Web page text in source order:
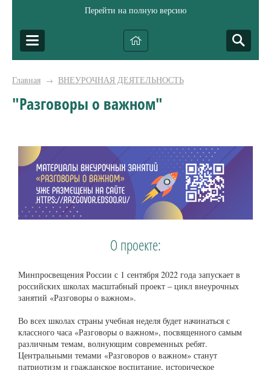
Перейти на полную версию
Главная → ВНЕУРОЧНАЯ ДЕЯТЕЛЬНОСТЬ
"Разговоры о важном"
О проекте:
Минпросвещения России с 1 сентября 2022 года запускает в
российских школах масштабный проект – цикл внеурочных
занятий «Разговоры о важном».
Во всех школах страны учебная неделя будет начинаться с
классного часа «Разговоры о важном», посвященного самым
различным темам, волнующим современных ребят.
Центральными темами «Разговоров о важном» станут
патриотизм и гражданское воспитание, историческое